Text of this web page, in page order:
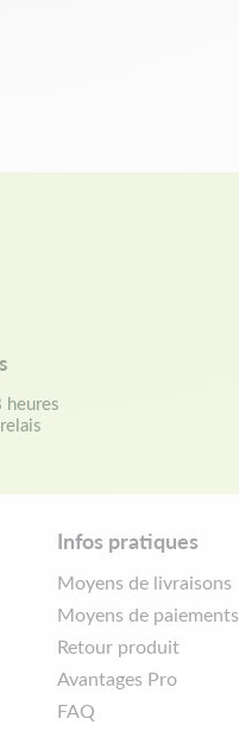
Infos pratiques
Moyens de livraisons
Moyens de paiements
Retour produit
Avantages Pro
FAQ